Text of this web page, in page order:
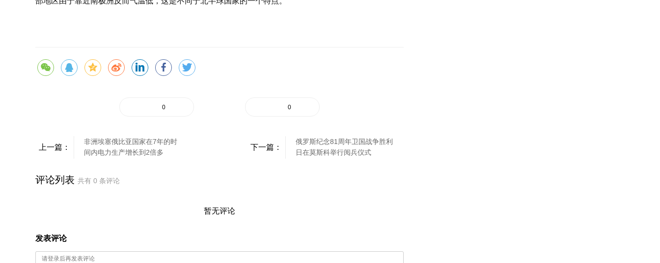
0 0
上一篇：
非洲埃塞俄比亚国家在7年的时
间内电力生产增长到2倍多
下一篇：
俄罗斯纪念81周年卫国战争胜利
日在莫斯科举行阅兵仪式
评论列表 共有 0 条评论
暂无评论
发表评论